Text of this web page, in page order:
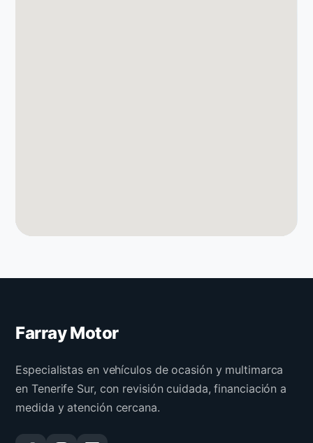
Farray Motor
Especialistas en vehículos de ocasión y multimarca
en Tenerife Sur, con revisión cuidada, financiación a
medida y atención cercana.